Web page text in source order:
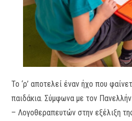
Το ‘ρ’ αποτελεί έναν ήχο που
παιδάκια. Σύμφωνα με τον
– Λογοθεραπευτών στην εξέλιξη